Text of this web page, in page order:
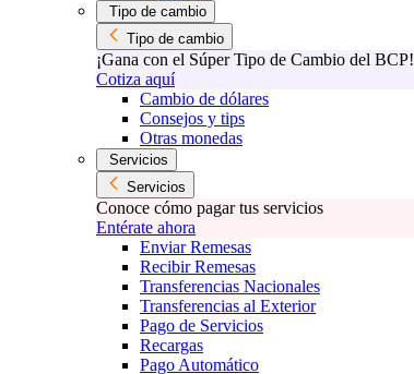
Tipo de cambio
Tipo de cambio
¡Gana con el Súper Tipo de Cambio del BCP!
Cotiza aquí
Cambio de dólares
Consejos y tips
Otras monedas
Servicios
Servicios
Conoce cómo pagar tus servicios
Entérate ahora
Enviar Remesas
Recibir Remesas
Transferencias Nacionales
Transferencias al Exterior
Pago de Servicios
Recargas
Pago Automático